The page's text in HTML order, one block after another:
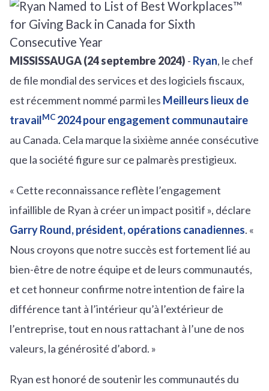
MISSISSAUGA (24 septembre 2024) - Ryan, le chef
de file mondial des services et des logiciels fiscaux,
est récemment nommé parmi les Meilleurs lieux de
travailMC 2024 pour engagement communautaire
au Canada. Cela marque la sixième année consécutive
que la société figure sur ce palmarès prestigieux.
« Cette reconnaissance reflète l’engagement
infaillible de Ryan à créer un impact positif », déclare
Garry Round,président, opérations canadiennes. «
Nous croyons que notre succès est fortement lié au
bien-être de notre équipe et de leurs communautés,
et cet honneur confirme notre intention de faire la
différence tant à l’intérieur qu’à l’extérieur de
l’entreprise, tout en nous rattachant à l’une de nos
valeurs, la générosité d’abord. »
Ryan est honoré de soutenir les communautés du